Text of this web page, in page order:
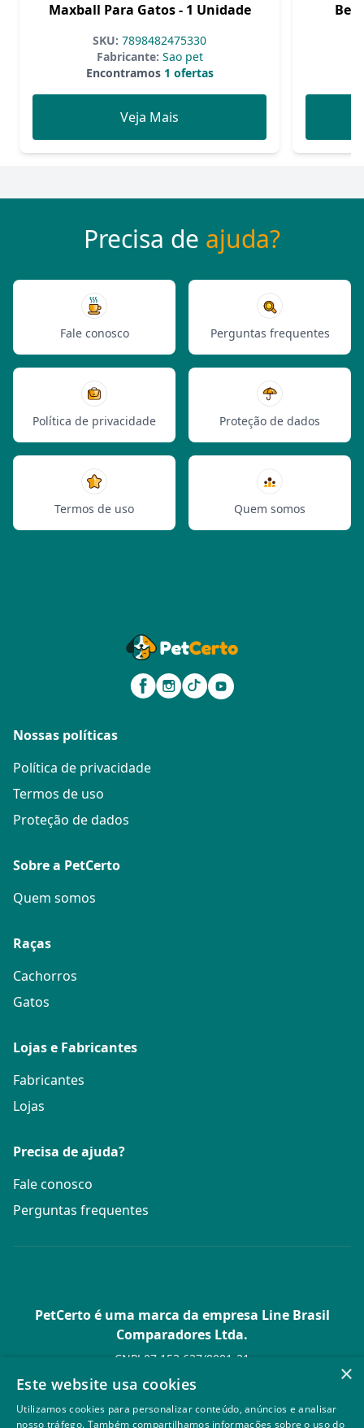
Maxball Para Gatos - 1 Unidade
SKU: 7898482475330
Fabricante: Sao pet
Encontramos1 ofertas
Veja Mais
Ben
Precisa de ajuda?
Fale conosco Perguntas frequentes
Política de privacidade Proteção de dados
Termos de uso Quem somos
Nossas políticas
Política de privacidade
Termos de uso
Proteção de dados
Sobre a PetCerto
Quem somos
Raças
Cachorros
Gatos
Lojas e Fabricantes
Fabricantes
Lojas
Precisa de ajuda?
Fale conosco
Perguntas frequentes
PetCerto é uma marca da empresa Line Brasil
Comparadores Ltda.
CNPJ 07.153.627/0001-21
Av. Paulista, 1.636 Conj. 4 Pavilhão 15 - Bela Vista - São Paulo -
SP
© PetCerto - Todos os direitos reservados
×
Este website usa cookies
Utilizamos cookies para personalizar conteúdo, anúncios e analisar
nosso tráfego. Também compartilhamos informações sobre o uso do